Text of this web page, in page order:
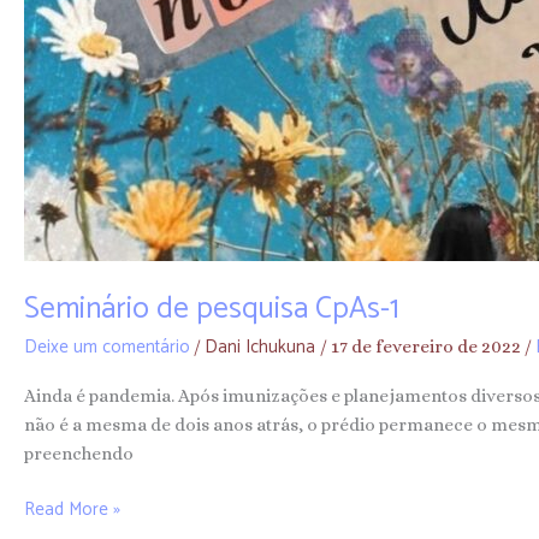
Seminário de pesquisa CpAs-1
Deixe um comentário / Dani Ichukuna / 17 de fevereiro de 2022 /
Ainda é pandemia. Após imunizações e planejamentos
não é a mesma de dois anos atrás, o prédio permanece o
preenchendo
Read More »